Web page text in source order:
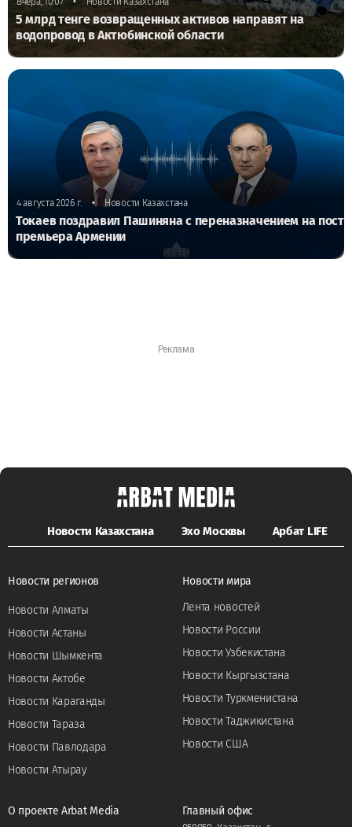
5 млрд тенге возвращенных активов направят на
водопровод в Актюбинской области
4 августа 2026 г. • Новости Казахстана
Токаев поздравил Пашиняна с переназначением на пост
премьера Армении
Новости Казахстана Эхо Москвы Арбат LIFE
Новости регионов
Новости Алматы
Новости Астаны
Новости Шымкента
Новости Актобе
Новости Караганды
Новости Тараза
Новости Павлодара
Новости Атырау
Новости мира
Лента новостей
Новости России
Новости Узбекистана
Новости Кыргызстана
Новости Туркменистана
Новости Таджикистана
Новости США
О проекте Arbat Media
Главный офис